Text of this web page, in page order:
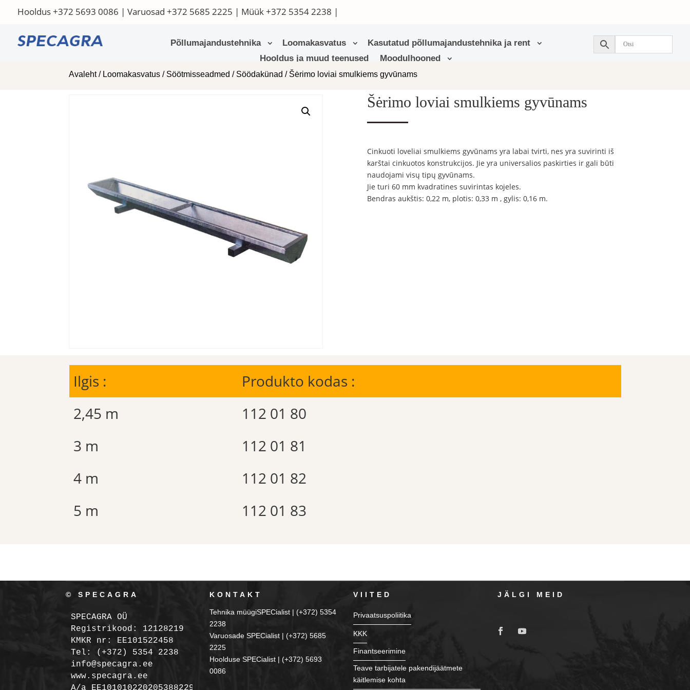
Hooldus+372 5693 0086 | Varuosad +372 5685 2225 | Müük+372 5354 2238 |
Põllumajandustehnika Loomakasvatus
Kasutatud põllumajandustehnika ja rent
Hooldus ja muud teenused
Moodulhooned
Avaleht/ Loomakasvatus / Söötmisseadmed / Söödakünad / Šėrimo loviai smulkiems gyvūnams
Šėrimo loviai smulkiems gyvūnams
Cinkuoti loveliai smulkiems gyvūnams yra labai tvirti, nes yra suvirinti iš
karštai cinkuotos konstrukcijos. Jie yra universalios paskirties ir gali būti
naudojami visų tipų gyvūnams.
Jie turi 60 mm kvadratines suvirintas kojeles.
Bendras aukštis: 0,22 m, plotis: 0,33 m , gylis: 0,16 m.
Ilgis :
Produkto kodas :
2,45 m
112 01 80
3 m
112 01 81
4 m
112 01 82
5 m
112 01 83
© SPECAGRA
SPECAGRA OÜ
Registrikood: 12128219
KMKR nr: EE101522458
Tel: (+372) 5354 2238
info@specagra.ee
A/a EE101010220205388229 SEB
KONTAKT
Tehnika müügiSPECialist | (+372) 5354
2238
Varuosade SPECialist | (+372) 5685
2225
Hoolduse SPECialist | (+372) 5693
0086
VIITED
Privaatsuspoliitika
KKK
Finantseerimine
Teave tarbijatele pakendijäätmete
käitlemise kohta
JÄLGI MEID